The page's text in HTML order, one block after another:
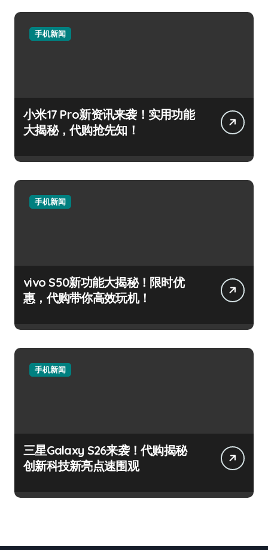
手机新闻
小米17 Pro新资讯来袭！实用功能
大揭秘，代购抢先知！
手机新闻
vivo S50新功能大揭秘！限时优
惠，代购带你高效玩机！
手机新闻
三星Galaxy S26来袭！代购揭秘
创新科技新亮点速围观